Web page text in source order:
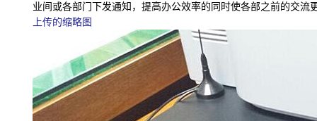
业间或各部门下发通知，提高办公效率的同时使各部之前的交流
上传的缩略图